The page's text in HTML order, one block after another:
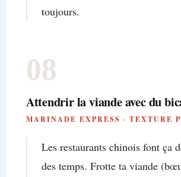
toujours.
08
Attendrir la viande avec du
MARINADE EXPRESS · TEXTURE
Les restaurants chinois font ça
des temps. Frotte ta viande